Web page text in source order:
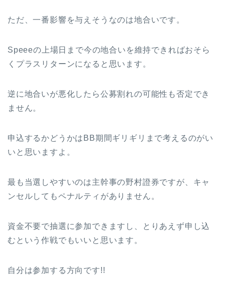
ただ、一番影響を与えそうなのは地合いです。
Speeeの上場日まで今の地合いを維持できればおそら
くプラスリターンになると思います。
逆に地合いが悪化したら公募割れの可能性も否定でき
ません。
申込するかどうかはBB期間ギリギリまで考えるのがい
いと思いますよ。
最も当選しやすいのは主幹事の野村證券ですが、キャ
ンセルしてもペナルティがありません。
資金不要で抽選に参加できますし、とりあえず申し込
むという作戦でもいいと思います。
自分は参加する方向です!!